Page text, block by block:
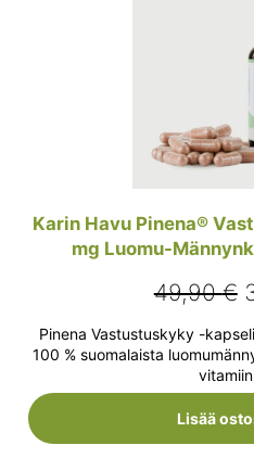
Karin Havu Pinena®
mg Luomu-
49,90€
Pinena Vastustuskyky -
100 % suomalaista
Lisää